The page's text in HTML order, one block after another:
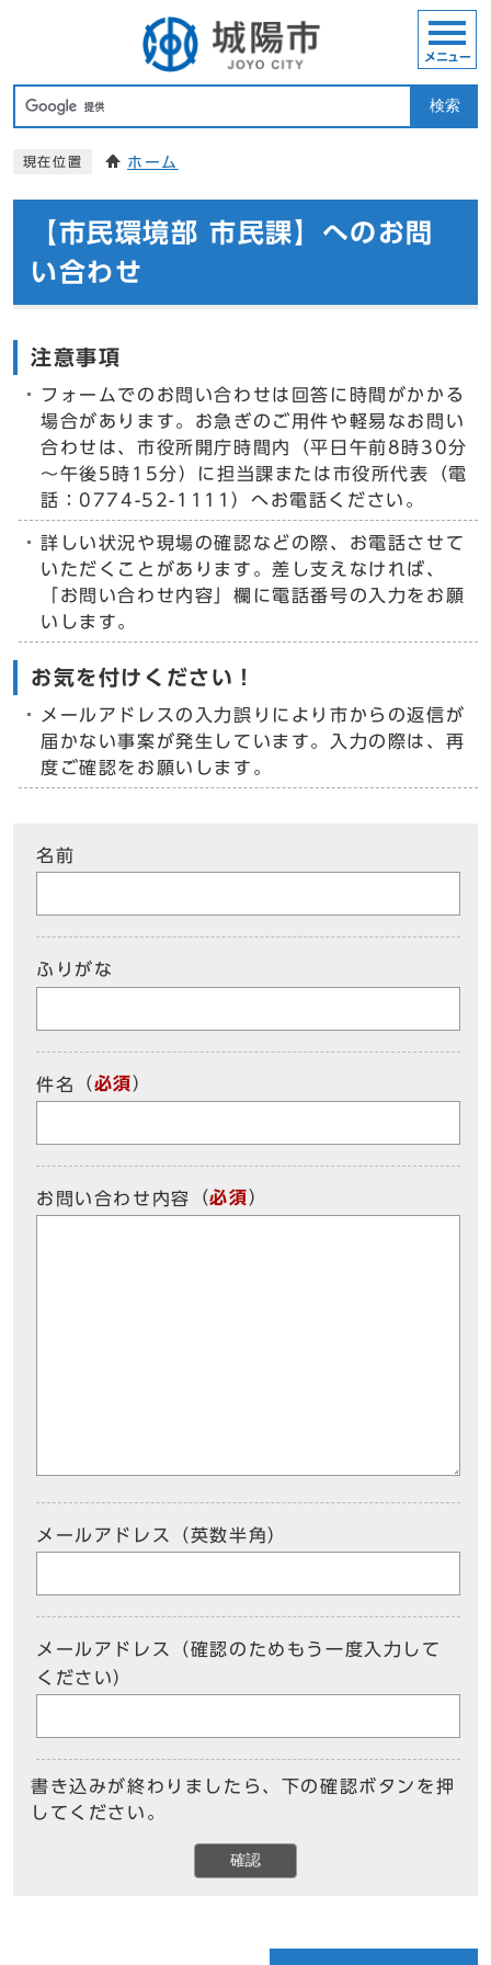
検索
メニュー
現在位置 ホーム
【市民環境部 市民課】へのお問
い合わせ
注意事項
フォームでのお問い合わせは回答に時間がかかる
場合があります。お急ぎのご用件や軽易なお問い
合わせは、市役所開庁時間内（平日午前8時30分
～午後5時15分）に担当課または市役所代表（電
話：0774-52-1111）へお電話ください。
詳しい状況や現場の確認などの際、お電話させて
いただくことがあります。差し支えなければ、
「お問い合わせ内容」欄に電話番号の入力をお願
いします。
お気を付けください！
メールアドレスの入力誤りにより市からの返信が
届かない事案が発生しています。入力の際は、再
度ご確認をお願いします。
名前
ふりがな
件名 （必須）
お問い合わせ内容 （必須）
メールアドレス（英数半角）
メールアドレス（確認のためもう一度入力して
ください）
書き込みが終わりましたら、下の確認ボタンを押
してください。
確認